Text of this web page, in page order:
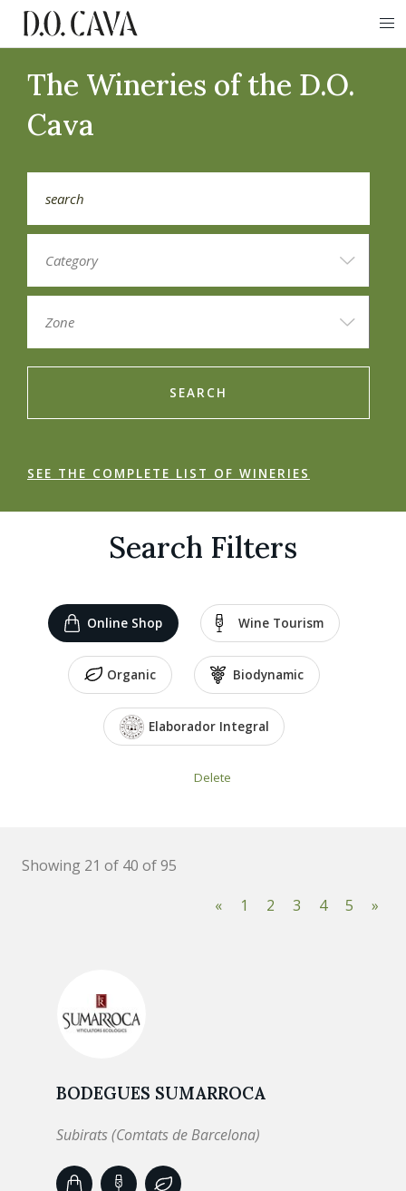
The Wineries of the D.O.
Cava
SEARCH
SEE THE COMPLETE LIST OF WINERIES
Search Filters
Online Shop Wine Tourism
Organic Biodynamic
Elaborador Integral
Delete
Showing 21 of 40 of 95
«
1 2 3 4 5 »
BODEGUES SUMARROCA
Subirats (Comtats de Barcelona)